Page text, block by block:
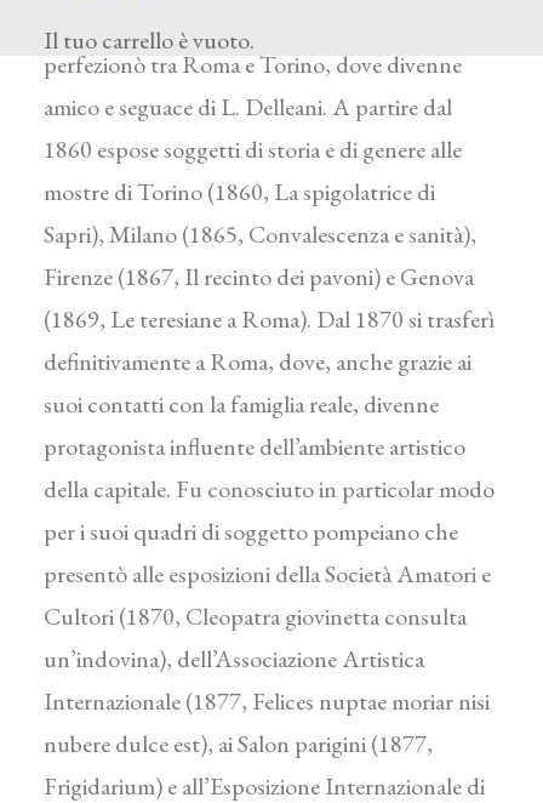
Il tuo carrello è vuoto.
perfezionò tra Roma e Torino, dove divenne
amico e seguace di L. Delleani. A partire dal
1860 espose soggetti di storia e di genere alle
mostre di Torino (1860, La spigolatrice di
Sapri), Milano (1865, Convalescenza e sanità),
Firenze (1867, Il recinto dei pavoni) e Genova
(1869, Le teresiane a Roma). Dal 1870 si trasferì
definitivamente a Roma, dove, anche grazie ai
suoi contatti con la famiglia reale, divenne
protagonista influente dell’ambiente artistico
della capitale. Fu conosciuto in particolar modo
per i suoi quadri di soggetto pompeiano che
presentò alle esposizioni della Società Amatori e
Cultori (1870, Cleopatra giovinetta consulta
un’indovina), dell’Associazione Artistica
Internazionale (1877, Felices nuptae moriar nisi
nubere dulce est), ai Salon parigini (1877,
Frigidarium) e all’Esposizione Internazionale di